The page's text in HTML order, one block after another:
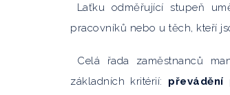
Laťku odměřující stupeň
pracovníků nebo u těch, kteří
Celá řada zaměstnanců
základních kritérií: převádění